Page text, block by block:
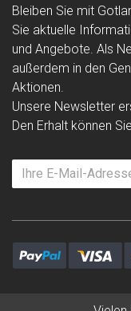
Bleiben Sie mit
Sie aktuelle
und Angebote. Als
außerdem in den
Aktionen.
Unsere Newsletter
Den Erhalt können